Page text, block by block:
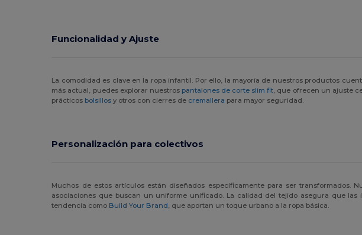
Funcionalidad y Ajuste
La comodidad es clave en la ropa infantil. Por ello, la mayoría de nuestros productos
más actual, puedes explorar nuestros pantalones de corte slim fit , que ofrecen un ajuste
prácticos bolsillos y otros con cierres de cremallera para mayor seguridad.
Personalización para colectivos
Muchos de estos artículos están diseñados específicamente para ser transformados.
asociaciones que buscan un uniforme unificado. La calidad del tejido asegura que
tendencia como Build Your Brand , que aportan un toque urbano a la ropa básica.